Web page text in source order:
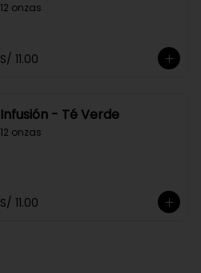
12 onzas
S/ 11.00
Infusión - Té Verde
12 onzas
S/ 11.00